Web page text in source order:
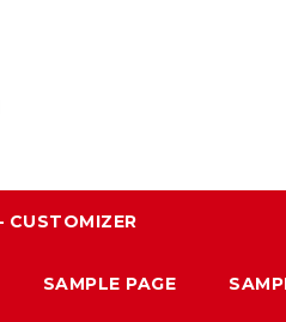
CUSTOMIZER
SAMPLE PAGE